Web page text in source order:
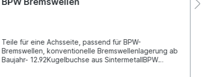
Teile für eine Achsseite, passend für BPW-
Bremswellen, konventionelle Bremswellenlagerung ab
Baujahr- 12.92Kugelbuchse aus SintermetallBPW